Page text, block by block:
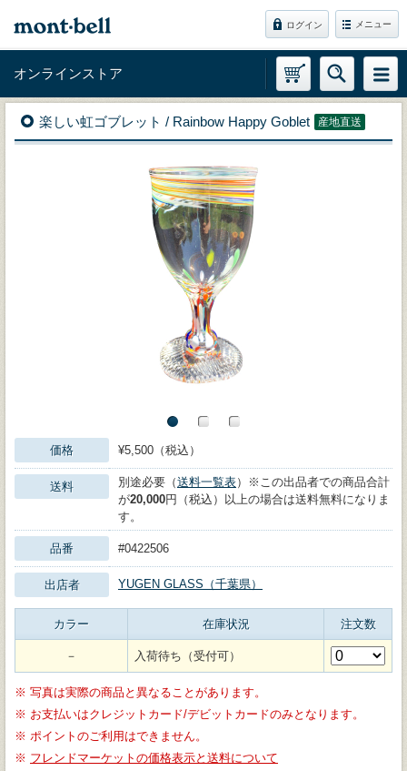
ログイン メニュー
オンラインストア
楽しい虹ゴブレット / Rainbow Happy Goblet 産地直送
価格 ¥5,500（税込）
送料 別途必要（送料一覧表）※この出品者での商品合計
が20,000円（税込）以上の場合は送料無料になりま
す。
品番 #0422506
出店者 YUGEN GLASS（千葉県）
カラー 在庫状況 注文数
－ 入荷待ち（受付可）
※ 写真は実際の商品と異なることがあります。
※ お支払いはクレジットカード/デビットカードのみとなります。
※ ポイントのご利用はできません。
※ フレンドマーケットの価格表示と送料について